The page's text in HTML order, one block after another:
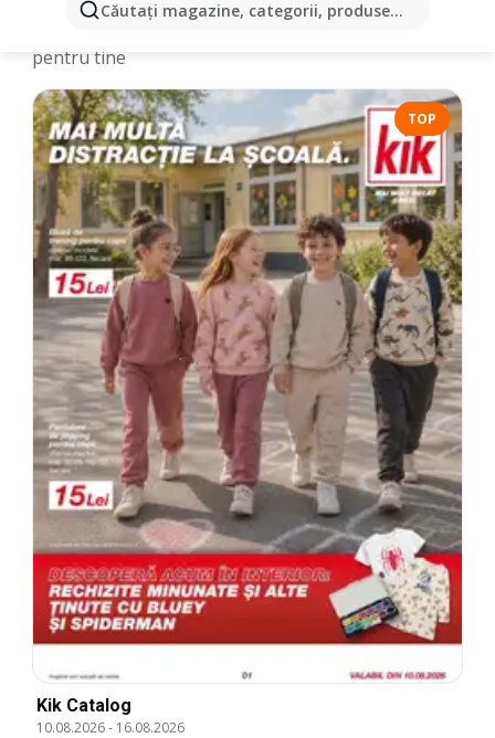
Căutaţi magazine, categorii, produse...
pentru tine
TOP
Kik Catalog
10.08.2026- 16.08.2026